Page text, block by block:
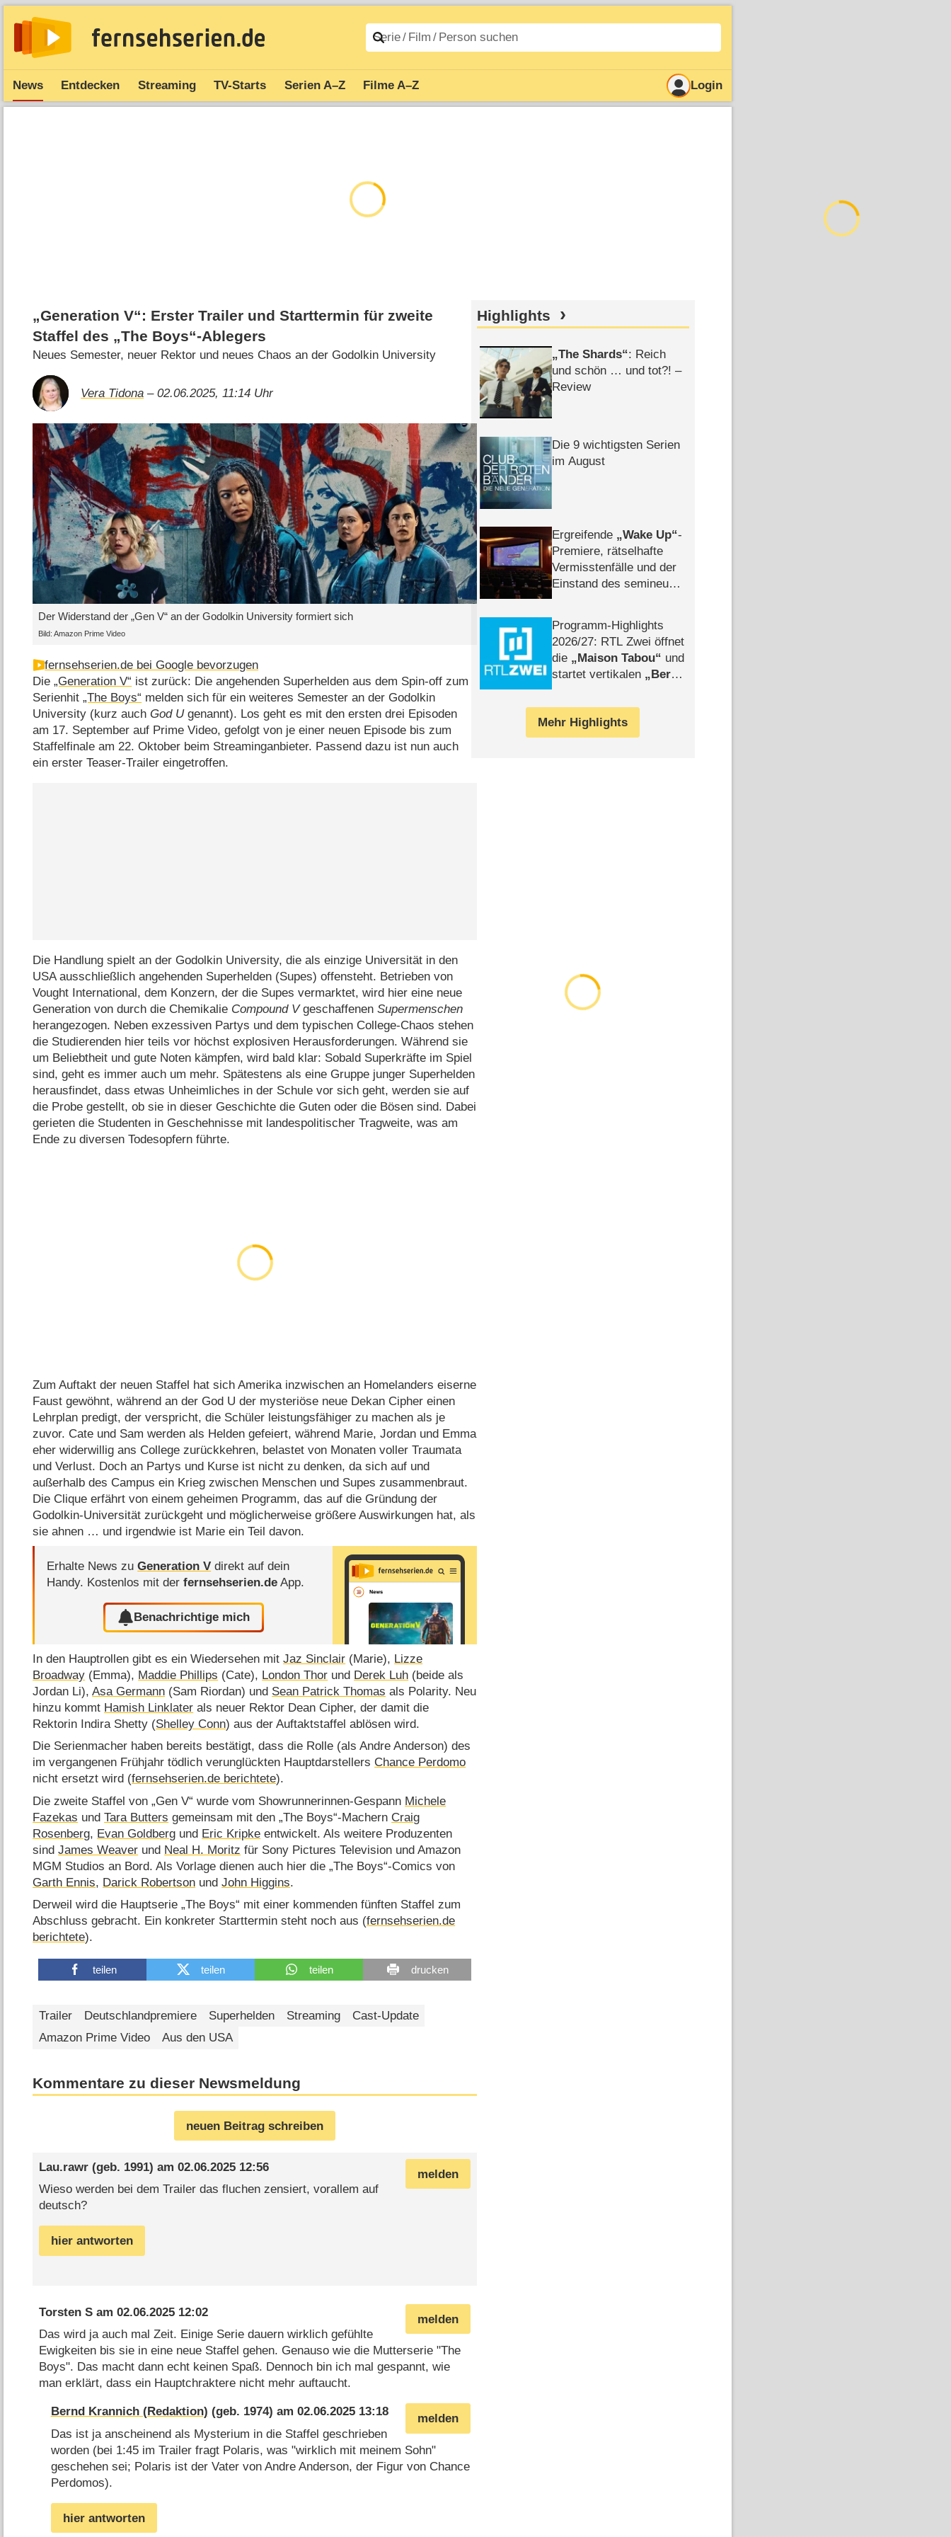
News Entdecken Streaming TV-Starts Serien A–Z Filme A–Z Login
„Generation V“: Erster Trailer und Starttermin für zweite
Staffel des „The Boys“-Ablegers
Neues Semester, neuer Rektor und neues Chaos an der Godolkin University
Vera Tidona – 02.06.2025, 11:14 Uhr
Der Widerstand der „Gen V“ an der Godolkin University formiert sich
Bild: Amazon Prime Video
fernsehserien.de bei Google bevorzugen
Die„Generation V“ ist zurück: Die angehenden Superhelden aus dem Spin-off zum
Serienhit„The Boys“ melden sich für ein weiteres Semester an der Godolkin
University (kurz auchGod Ugenannt). Los geht es mit den ersten drei Episoden
am 17. September auf Prime Video, gefolgt von je einer neuen Episode bis zum
Staffelfinale am 22. Oktober beim Streaminganbieter. Passend dazu ist nun auch
ein erster Teaser-Trailer eingetroffen.
Die Handlung spielt an der Godolkin University, die als einzige Universität in den
USA ausschließlich angehenden Superhelden (Supes) offensteht. Betrieben von
Vought International, dem Konzern, der die Supes vermarktet, wird hier eine neue
Generation von durch die Chemikalie Compound VgeschaffenenSupermenschen
herangezogen. Neben exzessiven Partys und dem typischen College-Chaos stehen
die Studierenden hier teils vor höchst explosiven Herausforderungen. Während sie
um Beliebtheit und gute Noten kämpfen, wird bald klar: Sobald Superkräfte im Spiel
sind, geht es immer auch um mehr. Spätestens als eine Gruppe junger Superhelden
herausfindet, dass etwas Unheimliches in der Schule vor sich geht, werden sie auf
die Probe gestellt, ob sie in dieser Geschichte die Guten oder die Bösen sind. Dabei
gerieten die Studenten in Geschehnisse mit landespolitischer Tragweite, was am
Ende zu diversen Todesopfern führte.
Zum Auftakt der neuen Staffel hat sich Amerika inzwischen an Homelanders eiserne
Faust gewöhnt, während an der God U der mysteriöse neue Dekan Cipher einen
Lehrplan predigt, der verspricht, die Schüler leistungsfähiger zu machen als je
zuvor. Cate und Sam werden als Helden gefeiert, während Marie, Jordan und Emma
eher widerwillig ans College zurückkehren, belastet von Monaten voller Traumata
und Verlust. Doch an Partys und Kurse ist nicht zu denken, da sich auf und
außerhalb des Campus ein Krieg zwischen Menschen und Supes zusammenbraut.
Die Clique erfährt von einem geheimen Programm, das auf die Gründung der
Godolkin-Universität zurückgeht und möglicherweise größere Auswirkungen hat, als
sie ahnen … und irgendwie ist Marie ein Teil davon.
Erhalte News zuGeneration V direkt auf dein
Handy. Kostenlos mit derfernsehserien.de App.
Benachrichtige mich
In den Hauptrollen gibt es ein Wiedersehen mitJaz Sinclair (Marie), Lizze
Broadway (Emma), Maddie Phillips (Cate), London Thor und Derek Luh (beide als
Jordan Li),Asa Germann (Sam Riordan) und Sean Patrick Thomas als Polarity. Neu
hinzu kommt Hamish Linklater als neuer Rektor Dean Cipher, der damit die
Rektorin Indira Shetty (Shelley Conn) aus der Auftaktstaffel ablösen wird.
Die Serienmacher haben bereits bestätigt, dass die Rolle (als Andre Anderson) des
im vergangenen Frühjahr tödlich verunglückten Hauptdarstellers Chance Perdomo
nicht ersetzt wird (fernsehserien.de berichtete).
Die zweite Staffel von „Gen V“ wurde vom Showrunnerinnen-Gespann Michele
Fazekas undTara Butters gemeinsam mit den „The Boys“-Machern Craig
Rosenberg, Evan Goldberg und Eric Kripke entwickelt. Als weitere Produzenten
sindJames Weaver und Neal H. Moritz für Sony Pictures Television und Amazon
MGM Studios an Bord. Als Vorlage dienen auch hier die „The Boys“-Comics von
Garth Ennis, Darick Robertson undJohn Higgins.
Derweil wird die Hauptserie „The Boys“ mit einer kommenden fünften Staffel zum
Abschluss gebracht. Ein konkreter Starttermin steht noch aus (fernsehserien.de
berichtete).
teilen teilen teilen drucken
Trailer Deutschlandpremiere Superhelden Streaming
Cast-Update
Amazon Prime Video
Aus den USA
Kommentare zu dieser Newsmeldung
neuen Beitrag schreiben
melden
Lau.rawr(geb. 1991) am 02.06.2025 12:56
Wieso werden bei dem Trailer das fluchen zensiert, vorallem auf
deutsch?
hier antworten
melden
Torsten Sam 02.06.2025 12:02
Das wird ja auch mal Zeit. Einige Serie dauern wirklich gefühlte
Ewigkeiten bis sie in eine neue Staffel gehen. Genauso wie die Mutterserie "The
Boys". Das macht dann echt keinen Spaß. Dennoch bin ich mal gespannt, wie
man erklärt, dass ein Hauptchraktere nicht mehr auftaucht.
melden
Bernd Krannich (geb. 1974) am 02.06.2025 13:18
Das ist ja anscheinend als Mysterium in die Staffel geschrieben
worden (bei 1:45 im Trailer fragt Polaris, was "wirklich mit meinem Sohn"
geschehen sei; Polaris ist der Vater von Andre Anderson, der Figur von Chance
Perdomos).
hier antworten
Highlights
The Shards : Reich
und schön … und tot?! –
Review
Die 9 wichtigsten Serien
im August
Ergreifende Wake Up -
Premiere, rätselhafte
Vermisstenfälle und der
Einstand des semineuen
Programm-Highlights
2026/​27: RTL Zwei öffnet
die
Maison Tabou
und
startet vertikalen
Berlin
Mehr Highlights